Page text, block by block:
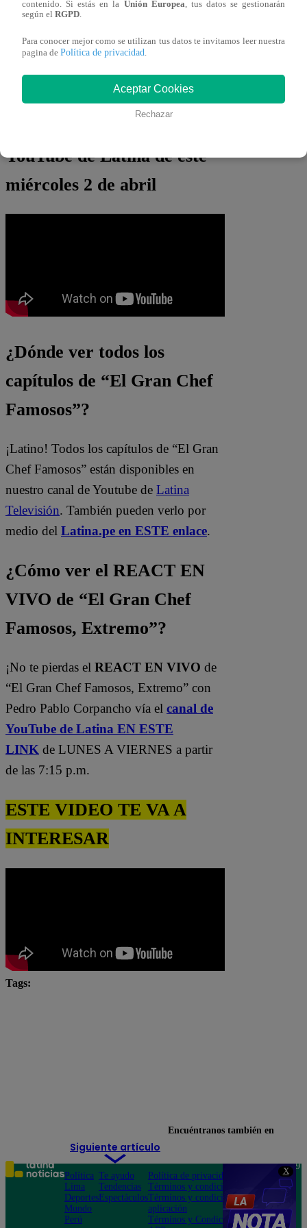
X
palabras de despedidaal divertido
episodio de “El Gran Chef
YouTube de Latina de este
miércoles 2 de abril
¿Dónde ver todos los
capítulos de “El Gran Chef
Famosos”?
¡Latino! Todos los capítulos de “El Gran
Chef Famosos” están disponibles en
nuestro canal de Youtube de Latina
Televisión. También pueden verlo por
medio del Latina.pe en ESTE enlace.
¿Cómo ver el REACT EN
VIVO de “El Gran Chef
Famosos, Extremo”?
¡No te pierdas el REACT EN VIVO de
“El Gran Chef Famosos, Extremo” con
Pedro Pablo Corpancho vía el canal de
YouTube de Latina EN ESTE
LINK de LUNES A VIERNES a partir
de las 7:15 p.m.
ESTE VIDEO TE VA A
INTERESAR
Tags:
Siguiente artículo
contenido. Si estás en la Unión Europea , tus datos se gestionarán
según el RGPD
Para conocer mejor como se utilizan tus datos te invitamos leer nuestra
pagina de Política de privacidad
Aceptar Cookies
Rechazar
Encuéntranos también en
Política
Lima
Deportes
Mundo
Perú
Te ayudo
Tendencias
Espectáculos
Política de privacidad
Términos y condiciones
Términos y condiciones
aplicación
Términos y Condiciones
Teléfono: 219
Av. San
Felipe 968
Jesús María